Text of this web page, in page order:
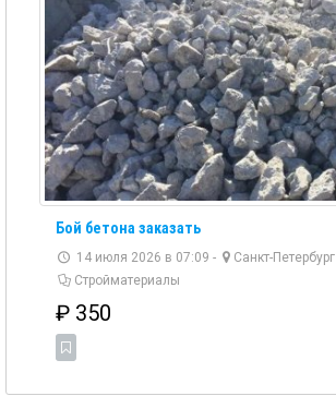
Бой бетона заказать
14 июля 2026 в 07:09 - Санкт-Петербург
Стройматериалы
₽ 350